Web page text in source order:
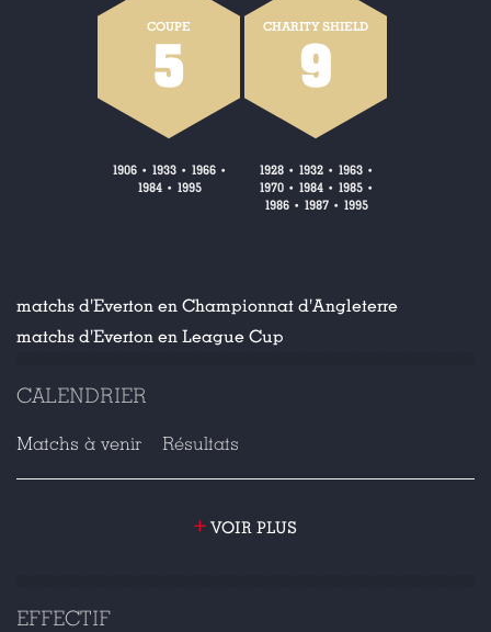
COUPE
5
1906• 1933• 1966•
1984• 1995
CHARITY SHIELD
9
1928• 1932• 1963•
1970• 1984• 1985•
1986• 1987• 1995
matchs d'Everton en Championnat d'Angleterre
matchs d'Everton en League Cup
CALENDRIER
Matchs à venir Résultats
+ VOIR PLUS
EFFECTIF